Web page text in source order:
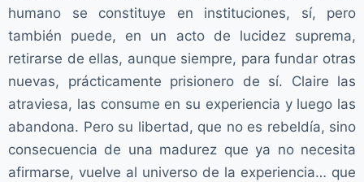
humano se constituye en instituciones, sí, pero
también puede, en un acto de lucidez suprema,
retirarse de ellas, aunque siempre, para fundar otras
nuevas, prácticamente prisionero de sí. Claire las
atraviesa, las consume en su experiencia y luego las
abandona. Pero su libertad, que no es rebeldía, sino
consecuencia de una madurez que ya no necesita
afirmarse, vuelve al universo de la experiencia… que